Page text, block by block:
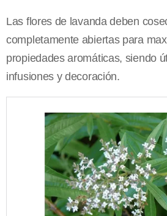
Las flores de lavanda deben
completamente abiertas para
propiedades aromáticas, siendo
infusiones y decoración.